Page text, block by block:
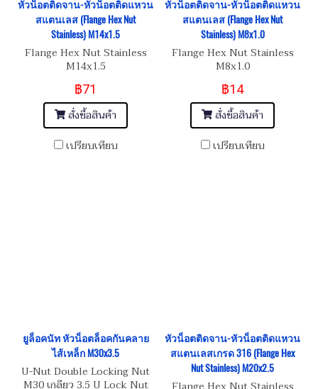
หัวน็อตติดจาน-หัวน็อตติดแหวน
สแตนเลส (Flange Hex Nut
Stainless) M14x1.5
Flange Hex Nut Stainless
M14x1.5
฿71
สั่งซื้อสินค้า
เปรียบเทียบ
หัวน็อตติดจาน-หัวน็อตติดแหวน
สแตนเลส (Flange Hex Nut
Stainless) M8x1.0
Flange Hex Nut Stainless
M8x1.0
฿14
สั่งซื้อสินค้า
เปรียบเทียบ
ยูล็อคนัท หัวน็อตล็อคกันคลาย
ไส้เหล็ก M30x3.5
U-Nut Double Locking Nut
M30 เกลียว 3.5 U Lock Nut
หัวน็อตติดจาน-หัวน็อตติดแหวน
สแตนเลสเกรด 316 (Flange Hex
Nut Stainless) M20x2.5